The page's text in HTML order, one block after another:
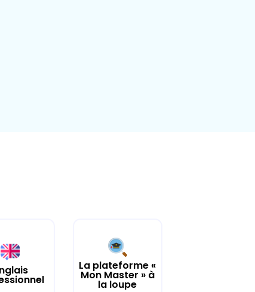
La plateforme «
Mon Master » à
la loupe